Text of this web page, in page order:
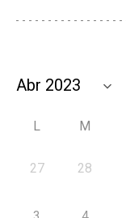
L M
27 28